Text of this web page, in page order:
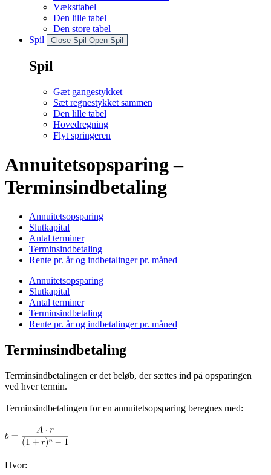
Væksttabel
Den lille tabel
Den store tabel
Spil
Close Spil Open Spil
Spil
Gæt gangestykket
Sæt regnestykket sammen
Den lille tabel
Hovedregning
Flyt springeren
Annuitetsopsparing –
Terminsindbetaling
Annuitetsopsparing
Slutkapital
Antal terminer
Terminsindbetaling
Rente pr. år og indbetalinger pr. måned
Annuitetsopsparing
Slutkapital
Antal terminer
Terminsindbetaling
Rente pr. år og indbetalinger pr. måned
Terminsindbetaling
Terminsindbetalingen er det beløb, der sættes ind på opsparingen
ved hver termin.
Terminsindbetalingen for en annuitetsopsparing beregnes med:
Hvor: